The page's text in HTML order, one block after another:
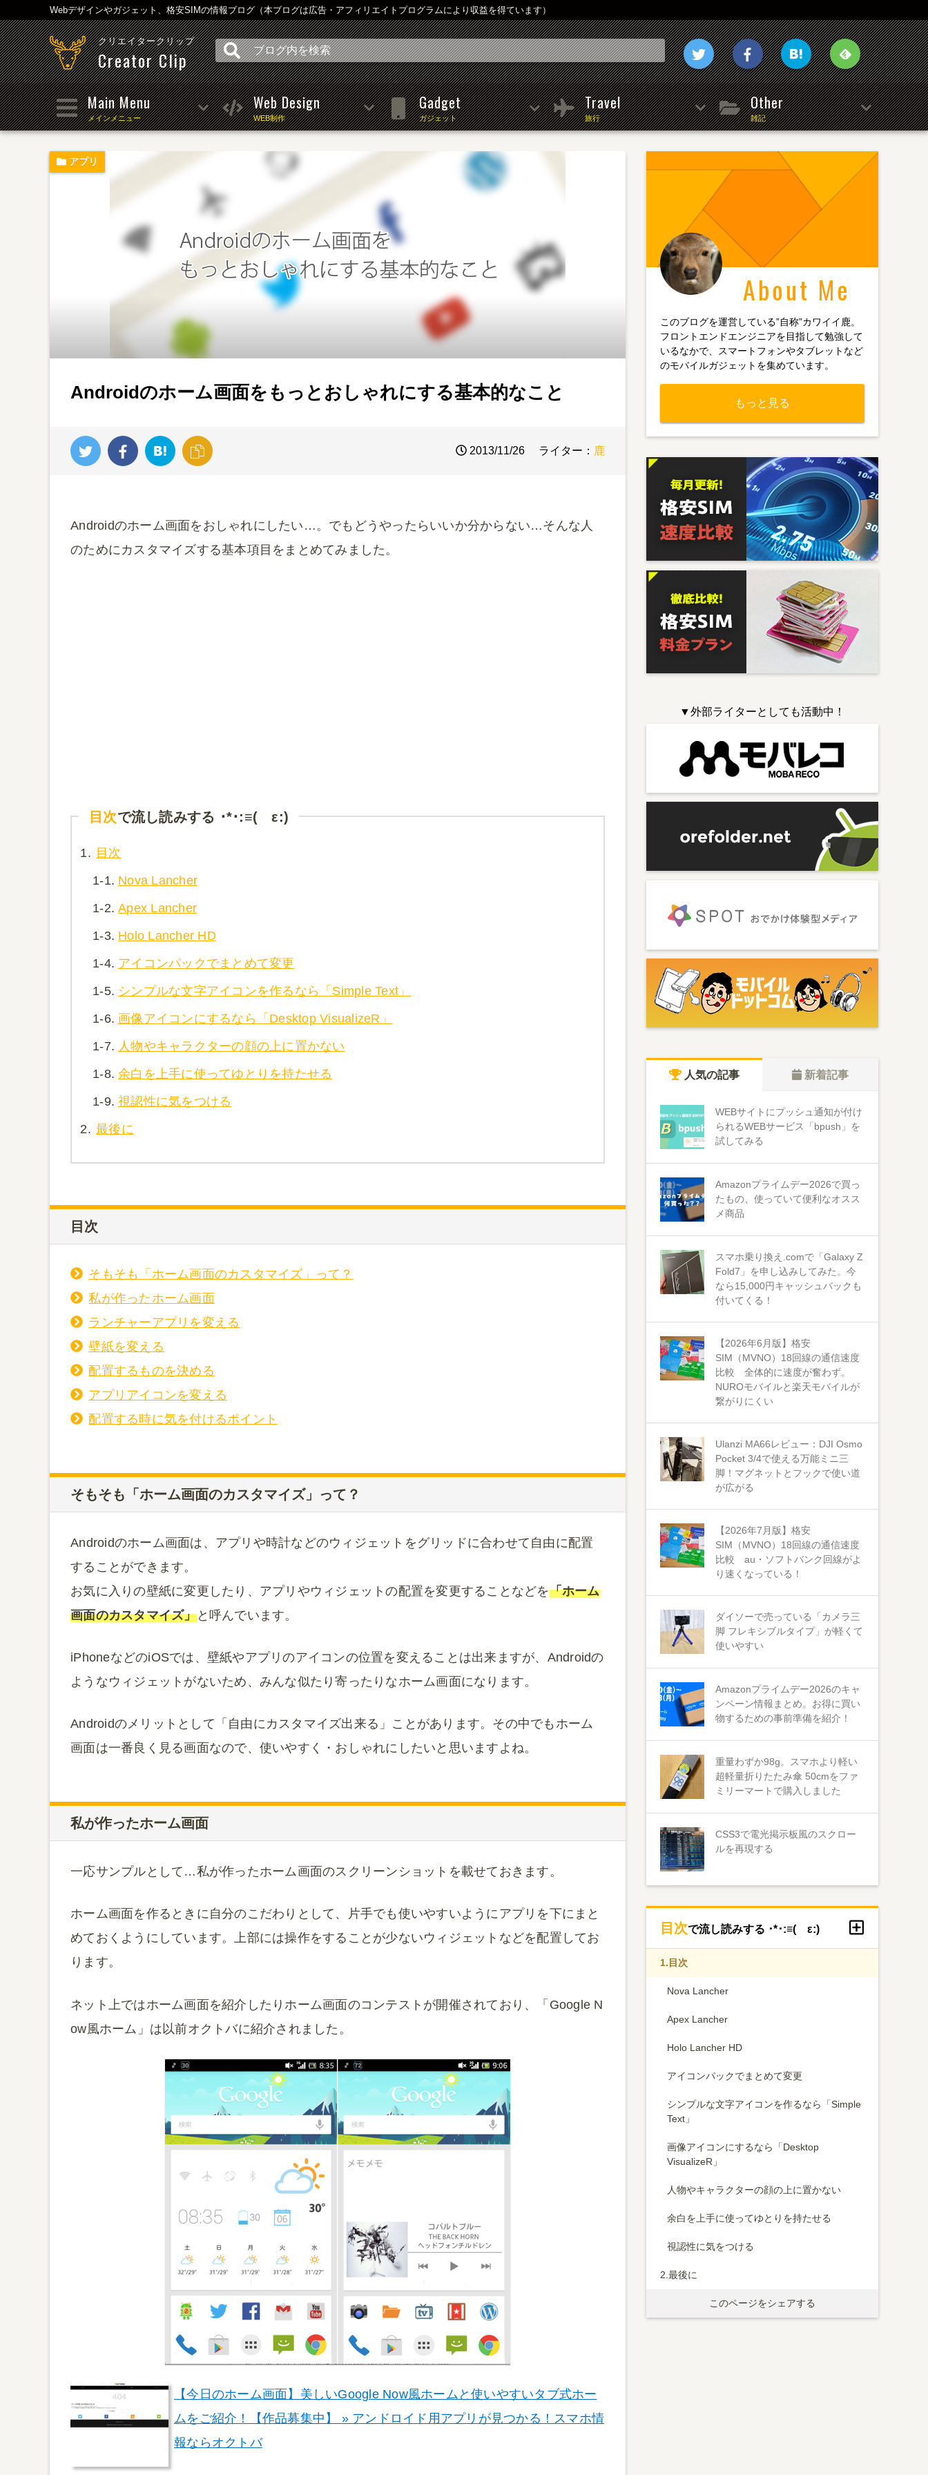
Webデザインやガジェット、格安SIMの情報ブログ（本ブログは広告・アフィリエイトプログラムにより収益を得ています）
クリエイタークリップ
Creator Clip
Main Menu
メインメニュー
Web Design
WEB制作
Gadget
ガジェット
Travel
旅行
Other
雑記
アプリ
Androidのホーム画面をもっとおしゃれにする基本的なこと
2013/11/26 ライター： 鹿
Androidのホーム画面をおしゃれにしたい…。でもどうやったらいいか分からない…そんな人
のためにカスタマイズする基本項目をまとめてみました。
目次で流し読みする ･*･:≡( ε:)
1. 目次
1-1. Nova Lancher
1-2. Apex Lancher
1-3. Holo Lancher HD
1-4. アイコンパックでまとめて変更
1-5. シンプルな文字アイコンを作るなら「Simple Text」
1-6. 画像アイコンにするなら「Desktop VisualizeR」
1-7. 人物やキャラクターの顔の上に置かない
1-8. 余白を上手に使ってゆとりを持たせる
1-9. 視認性に気をつける
2. 最後に
目次
そもそも「ホーム画面のカスタマイズ」って？
私が作ったホーム画面
ランチャーアプリを変える
壁紙を変える
配置するものを決める
アプリアイコンを変える
配置する時に気を付けるポイント
そもそも「ホーム画面のカスタマイズ」って？
Androidのホーム画面は、アプリや時計などのウィジェットをグリッドに合わせて自由に配置
することができます。
お気に入りの壁紙に変更したり、アプリやウィジェットの配置を変更することなどを「ホーム
画面のカスタマイズ」と呼んでいます。
iPhoneなどのiOSでは、壁紙やアプリのアイコンの位置を変えることは出来ますが、Androidの
ようなウィジェットがないため、みんな似たり寄ったりなホーム画面になります。
Androidのメリットとして「自由にカスタマイズ出来る」ことがあります。その中でもホーム
画面は一番良く見る画面なので、使いやすく・おしゃれにしたいと思いますよね。
私が作ったホーム画面
一応サンプルとして…私が作ったホーム画面のスクリーンショットを載せておきます。
ホーム画面を作るときに自分のこだわりとして、片手でも使いやすいようにアプリを下にまと
めておくようにしています。上部には操作をすることが少ないウィジェットなどを配置してお
ります。
ネット上ではホーム画面を紹介したりホーム画面のコンテストが開催されており、「Google N
ow風ホーム」は以前オクトバに紹介されました。
【今日のホーム画面】美しいGoogle Now風ホームと使いやすいタブ式ホー
ムをご紹介！【作品募集中】 » アンドロイド用アプリが見つかる！スマホ情
報ならオクトバ
About Me
このブログを運営している”自称”カワイイ鹿。
フロントエンドエンジニアを目指して勉強して
いるなかで、スマートフォンやタブレットなど
のモバイルガジェットを集めています。
もっと見る
▼外部ライターとしても活動中！
人気の記事 新着記事
WEBサイトにプッシュ通知が付け
られるWEBサービス「bpush」を
試してみる
Amazonプライムデー2026で買っ
たもの、使っていて便利なオスス
メ商品
スマホ乗り換え.comで「Galaxy Z
Fold7」を申し込みしてみた。今
なら15,000円キャッシュバックも
付いてくる！
【2026年6月版】格安
SIM（MVNO）18回線の通信速度
比較 全体的に速度が奮わず。
NUROモバイルと楽天モバイルが
繋がりにくい
Ulanzi MA66レビュー：DJI Osmo
Pocket 3/4で使える万能ミニ三
脚！マグネットとフックで使い道
が広がる
【2026年7月版】格安
SIM（MVNO）18回線の通信速度
比較 au・ソフトバンク回線がよ
り速くなっている！
ダイソーで売っている「カメラ三
脚 フレキシブルタイプ」が軽くて
使いやすい
Amazonプライムデー2026のキャ
ンペーン情報まとめ。お得に買い
物するための事前準備を紹介！
重量わずか98g。スマホより軽い
超軽量折りたたみ傘 50cmをファ
ミリーマートで購入しました
CSS3で電光掲示板風のスクロー
ルを再現する
目次で流し読みする ･*･:≡( ε:)
1. 目次
Nova Lancher
Apex Lancher
Holo Lancher HD
アイコンパックでまとめて変更
シンプルな文字アイコンを作るなら「Simple
Text」
画像アイコンにするなら「Desktop
VisualizeR」
人物やキャラクターの顔の上に置かない
余白を上手に使ってゆとりを持たせる
視認性に気をつける
2. 最後に
このページをシェアする